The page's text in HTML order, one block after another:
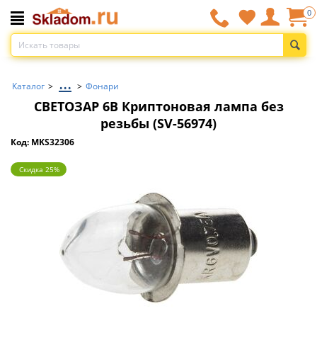
0
Каталог > ... > Фонари
СВЕТОЗАР 6В Криптоновая лампа без
резьбы (SV-56974)
Код: MKS32306
Скидка 25%